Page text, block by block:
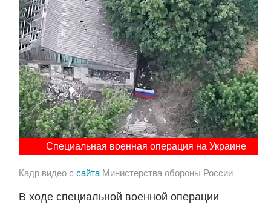
Специальная военная операция на Украине
Кадр видео с сайта Министерства обороны России
В ходе специальной военной операции